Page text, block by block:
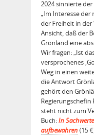
2024 sinnierte
„Im In­teresse der
der Freiheit in der
Ansicht, daß der
Grönland eine
Wir fragen: „Ist
versprochenes
Weg in einen
die Antwort
gehört den
Regierungschefin
steht nicht zum
Buch:In
aufbewahren(15